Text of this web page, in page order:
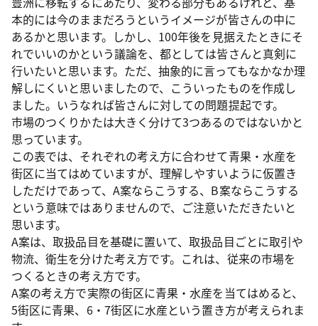
本的には今のままだろうというイメージが皆さんの中に
あるかと思います。しかし、100年後を見据えたときにそ
れでいいのかという議論を、都としては皆さんと真剣に
行いたいと思います。ただ、抽象的に言ってもなかなか理
解しにくいと思いましたので、こういったものを作成し
ました。いうなれば皆さんに対しての問題提起です。
市場のつくりかたは大きく分けて3つあるのではないかと
思っています。
この表では、それぞれの考え方に合わせて青果・水産を
街区に当てはめていますが、理解しやすいように仮置き
しただけであって、A案ならこうする、B案ならこうする
という意味ではありませんので、ご注意いただきたいと
思います。
A案は、取扱品目を基礎に置いて、取扱品目ごとに取引や
物流、衛生を分けた考え方です。これは、従来の市場を
つくるときの考え方です。
A案の考え方で実際の街区に青果・水産を当てはめると、
5街区に青果、6・7街区に水産という置き方が考えられま